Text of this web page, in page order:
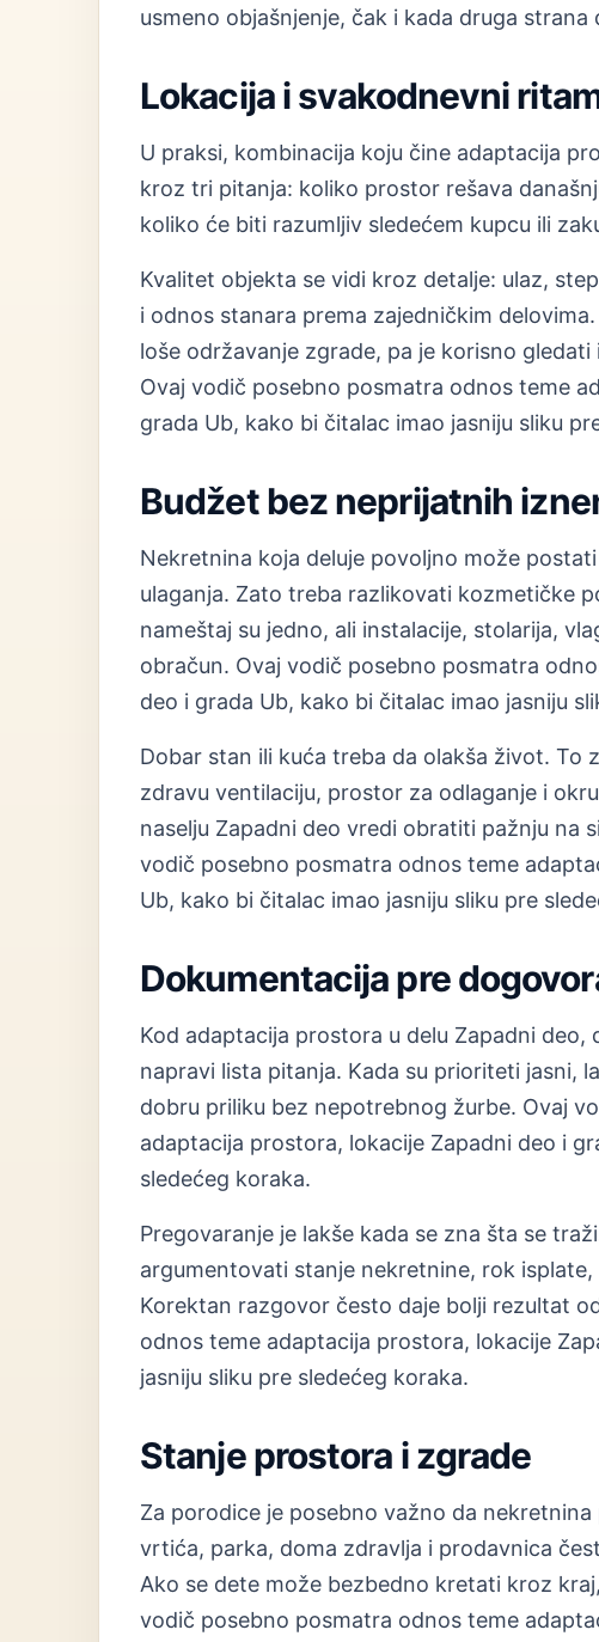
usmeno objašnjenje, čak i kada druga strana
Lokacija i svakodnevni
U praksi, kombinacija koju čine adaptacija
kroz tri pitanja: koliko prostor rešava
koliko će biti razumljiv sledećem kupcu ili
Kvalitet objekta se vidi kroz detalje: ulaz,
i odnos stanara prema zajedničkim
loše održavanje zgrade, pa je korisno
Ovaj vodič posebno posmatra odnos teme
grada Ub, kako bi čitalac imao jasniju sliku
Budžet bez neprijatnih
Nekretnina koja deluje povoljno može
ulaganja. Zato treba razlikovati kozmetičke
nameštaj su jedno, ali instalacije, stolarija,
obračun. Ovaj vodič posebno posmatra
deo i grada Ub, kako bi čitalac imao jasniju
Dobar stan ili kuća treba da olakša život.
zdravu ventilaciju, prostor za odlaganje i
naselju Zapadni deo vredi obratiti pažnju na
vodič posebno posmatra odnos teme
Ub, kako bi čitalac imao jasniju sliku pre
Dokumentacija pre
Kod adaptacija prostora u delu Zapadni
napravi lista pitanja. Kada su prioriteti jasni,
dobru priliku bez nepotrebnog žurbe. Ovaj
adaptacija prostora, lokacije Zapadni deo i
sledećeg koraka.
Pregovaranje je lakše kada se zna šta se
argumentovati stanje nekretnine, rok
Korektan razgovor često daje bolji rezultat
odnos teme adaptacija prostora, lokacije
jasniju sliku pre sledećeg koraka.
Stanje prostora i zgrade
Za porodice je posebno važno da
vrtića, parka, doma zdravlja i prodavnica
Ako se dete može bezbedno kretati kroz
vodič posebno posmatra odnos teme